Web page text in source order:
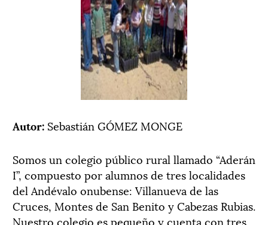
Autor: Sebastián GÓMEZ MONGE
Somos un colegio público rural llamado “Aderán
I”, compuesto por alumnos de tres localidades
del Andévalo onubense: Villanueva de las
Cruces, Montes de San Benito y Cabezas Rubias.
Nuestro colegio es pequeño y cuenta con tres